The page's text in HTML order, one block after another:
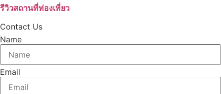
รีวิวสถานที่ท่องเที่ยว
Contact Us
Name
Email